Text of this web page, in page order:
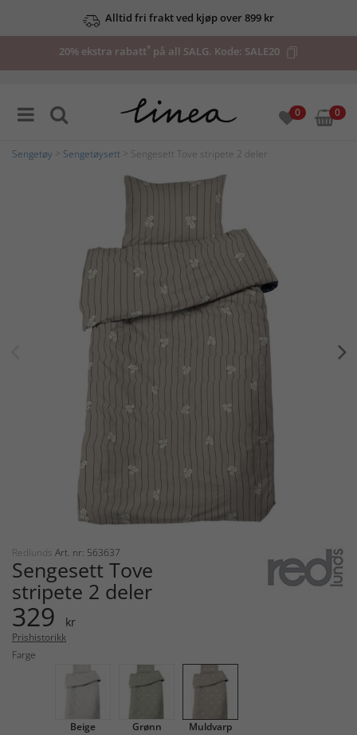
Alltid fri frakt ved kjøp over 899 kr
20% ekstra rabatt* på all SALG. Kode: SALE20
0 0
Sengetøy Sengetøysett > Sengesett Tove stripete 2 deler
Redlunds Art. nr: 563637
Sengesett Tove
stripete 2 deler
329 kr
Prishistorikk
Farge
Beige Grønn Muldvarp